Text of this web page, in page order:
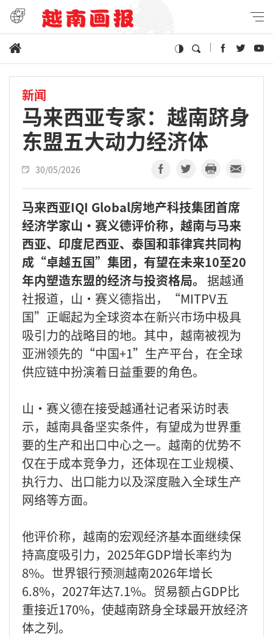
新闻
马来西亚专家：越南跻身
东盟五大动力经济体
30/05/2026
马来西亚IQI Global房地产科技集团首席
经济学家山·赛义德评价称，越南与马来
西亚、印度尼西亚、泰国和菲律宾共同构
成“卓越五国”集团，有望在未来10至20
年内塑造东盟的经济与投资格局。 据越通
社报道，山·赛义德指出，“MITPV五
国”正崛起为全球资本在新兴市场中极具
吸引力的战略目的地。其中，越南被视为
亚洲领先的“中国+1”生产平台，在全球
供应链中扮演着日益重要的角色。
山·赛义德在接受越通社记者采访时表
示，越南具备坚实条件，有望成为世界重
要的生产和出口中心之一。越南的优势不
仅在于成本竞争力，还体现在工业规模、
执行力、出口能力以及深度融入全球生产
网络等方面。
他评价称，越南的宏观经济基本面继续保
持高度吸引力，2025年GDP增长率约为
8%。世界银行预测越南2026年增长
6.8%，2027年达7.1%。贸易额占GDP比
重接近170%，使越南跻身全球最开放经济
体之列。